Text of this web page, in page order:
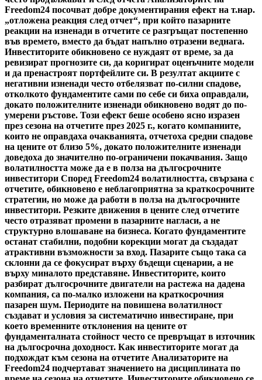
Freedom24 посочват добре документирания ефект на т.нар.
„отложена реакция след отчет“, при който пазарните
реакции на изненади в отчетите се разгръщат постепенно
във времето, вместо да бъдат напълно отразени веднага.
Инвеститорите обикновено се нуждаят от време, за да
ревизират прогнозите си, да коригират оценъчните модели
и да пренастроят портфейлите си. В резултат акциите с
негативни изненади често отбелязват по-силни спадове,
отколкото фундаментите сами по себе си биха оправдали,
докато положителните изненади обикновено водят до по-
умерени ръстове. Този ефект беше особено ясно изразен
през сезона на отчетите през 2025 г., когато компаниите,
които не оправдаха очакванията, отчетоха средни спадове
на цените от близо 5%, докато положителните изненади
доведоха до значително по-ограничени покачвания. Защо
волатилността може да е в полза на дългосрочните
инвеститори Според Freedom24 волатилността, свързана с
отчетите, обикновено е неблагоприятна за краткосрочните
стратегии, но може да работи в полза на дългосрочните
инвеститори. Резките движения в цените след отчетите
често отразяват промени в пазарните нагласи, а не
структурно влошаване на бизнеса. Когато фундаментите
останат стабилни, подобни корекции могат да създадат
атрактивни възможности за вход. Пазарите също така са
склонни да се фокусират върху бъдещи сценарии, а не
върху миналото представяне. Инвеститорите, които
разбират дългосрочните двигатели на растежа на дадена
компания, са по-малко изложени на краткосрочния
пазарен шум. Периодите на повишена волатилност
създават и условия за систематично инвестиране, при
което временните отклонения на цените от
фундаменталната стойност често се превръщат в източник
на дългосрочна доходност. Как инвеститорите могат да
подхождат към сезона на отчетите Анализаторите на
Freedom24 подчертават значението на дисциплината по